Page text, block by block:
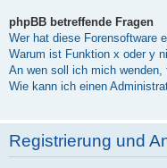
phpBB betreffende Fragen
Wer hat diese Forensoftware
Warum ist Funktion x oder y
An wen soll ich mich
Wie kann ich einen
Registrierung und